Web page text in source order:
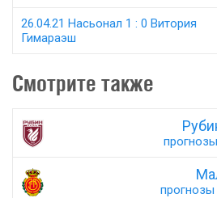
26.04.21 Насьонал 1 : 0 Витория
Гимараэш
Смотрите также
прогнозы